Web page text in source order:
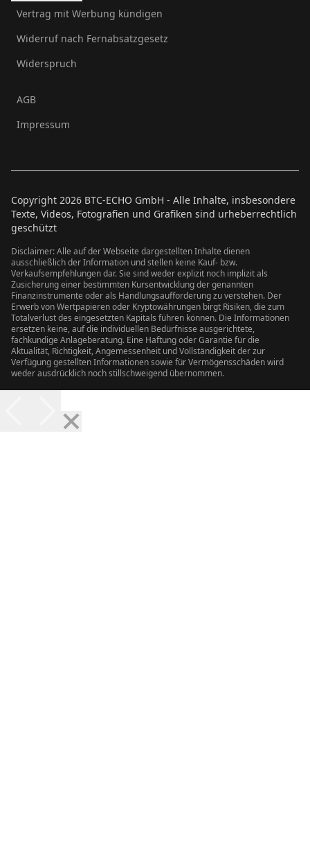
Vertrag mit Werbung kündigen
Widerruf nach Fernabsatzgesetz
Widerspruch
AGB
Impressum
Copyright 2026 BTC-ECHO GmbH - Alle Inhalte, insbesondere
Texte, Videos, Fotografien und Grafiken sind urheberrechtlich
geschützt
Disclaimer: Alle auf der Webseite dargestellten Inhalte dienen
ausschließlich der Information und stellen keine Kauf- bzw.
Verkaufsempfehlungen dar. Sie sind weder explizit noch implizit als
Zusicherung einer bestimmten Kursentwicklung der genannten
Finanzinstrumente oder als Handlungsaufforderung zu verstehen. Der
Erwerb von Wertpapieren oder Kryptowährungen birgt Risiken, die zum
Totalverlust des eingesetzten Kapitals führen können. Die Informationen
ersetzen keine, auf die individuellen Bedürfnisse ausgerichtete,
fachkundige Anlageberatung. Eine Haftung oder Garantie für die
Aktualität, Richtigkeit, Angemessenheit und Vollständigkeit der zur
Verfügung gestellten Informationen sowie für Vermögensschäden wird
weder ausdrücklich noch stillschweigend übernommen.